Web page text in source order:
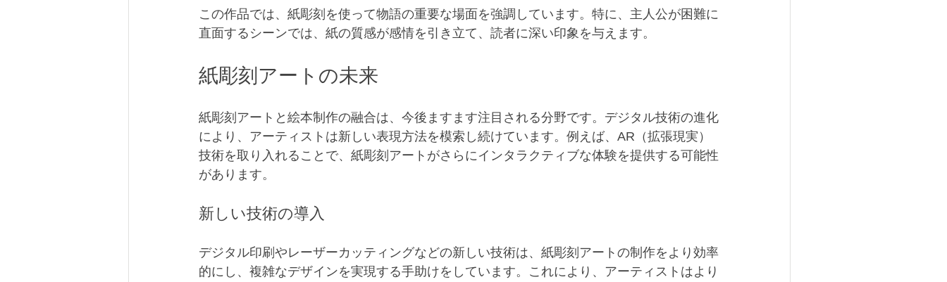
この作品では、紙彫刻を使って物語の重要な場面を強調しています。特に、主人公が困難に
直面するシーンでは、紙の質感が感情を引き立て、読者に深い印象を与えます。
紙彫刻アートの未来
紙彫刻アートと絵本制作の融合は、今後ますます注目される分野です。デジタル技術の進化
により、アーティストは新しい表現方法を模索し続けています。例えば、AR（拡張現実）
技術を取り入れることで、紙彫刻アートがさらにインタラクティブな体験を提供する可能性
があります。
新しい技術の導入
デジタル印刷やレーザーカッティングなどの新しい技術は、紙彫刻アートの制作をより効率
的にし、複雑なデザインを実現する手助けをしています。これにより、アーティストはより